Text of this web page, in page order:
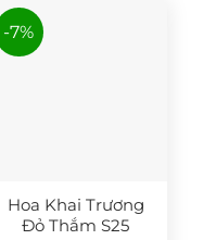
-7%
Hoa Khai Trương
Đỏ Thắm S25